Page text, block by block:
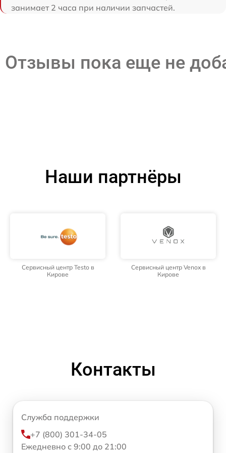
занимает 2 часа при наличии запчастей.
Отзывы пока еще не
Наши партнёры
Сервисный центр Testo в
Кирове
Сервисный центр Venox в
Кирове
Контакты
Служба поддержки
+7 (800) 301-34-05
Ежедневно с 9:00 до 21:00